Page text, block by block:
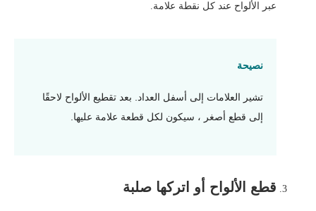
عبر الألواح عند كل نقطة علامة.
نصيحة
تشير العلامات إلى أسفل العداد. بعد تقطيع الألواح لاحقًا
إلى قطع أصغر ، سيكون لكل قطعة علامة عليها.
قطع الألواح أو اتركها صلبة